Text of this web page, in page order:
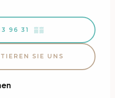
96 31 ▒▒
SIE UNS